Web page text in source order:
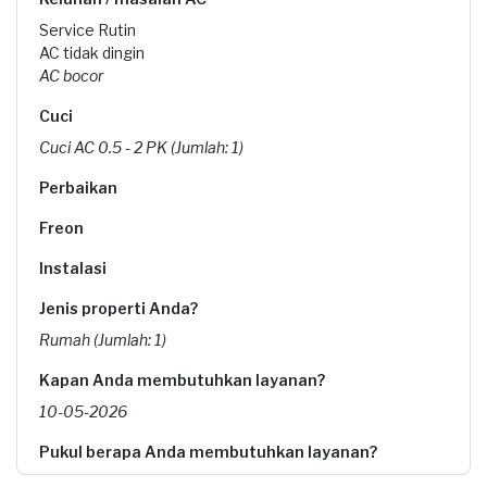
Service Rutin
AC tidak dingin
AC bocor
Cuci
Cuci AC 0.5 - 2 PK (Jumlah: 1)
Perbaikan
Freon
Instalasi
Jenis properti Anda?
Rumah (Jumlah: 1)
Kapan Anda membutuhkan layanan?
10-05-2026
Pukul berapa Anda membutuhkan layanan?